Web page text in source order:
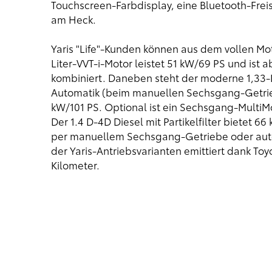
Touchscreen-Farbdisplay, eine Bluetooth-
am Heck.
Yaris "Life"-Kunden können aus dem vollen
Liter-VVT-i-Motor leistet 51 kW/69 PS und ist
kombiniert. Daneben steht der moderne
Automatik (beim manuellen Sechsgang-
kW/101 PS. Optional ist ein Sechsgang-
Der 1.4 D-4D Diesel mit Partikelfilter bietet
per manuellem Sechsgang-Getriebe oder
der Yaris-Antriebsvarianten emittiert dank
Kilometer.